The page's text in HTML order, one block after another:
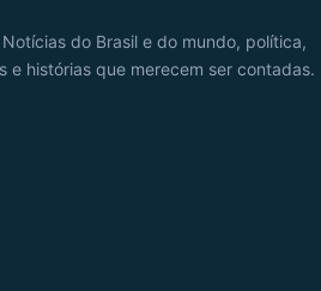
do Brasil e do mundo, política,
e histórias que merecem ser contadas.